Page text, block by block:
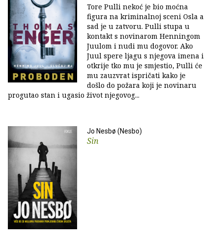
Tore Pulli nekoć je bio moćna
figura na kriminalnoj sceni Osla a
sad je u zatvoru. Pulli stupa u
kontakt s novinarom Henningom
Juulom i nudi mu dogovor. Ako
Juul spere ljagu s njegova imena i
otkrije tko mu je smjestio, Pulli će
mu zauzvrat ispričati kako je
došlo do požara koji je novinaru
progutao stan i ugasio život njegovog...
Jo Nesbø (Nesbo)
Sin